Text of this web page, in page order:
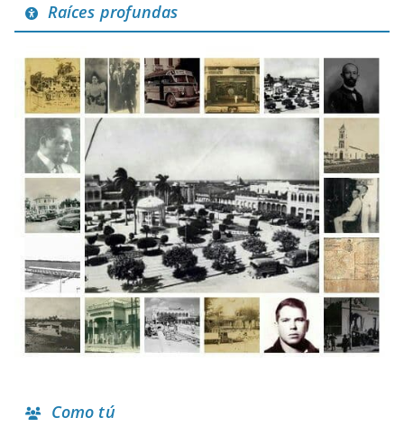
Raíces profundas
Como tú